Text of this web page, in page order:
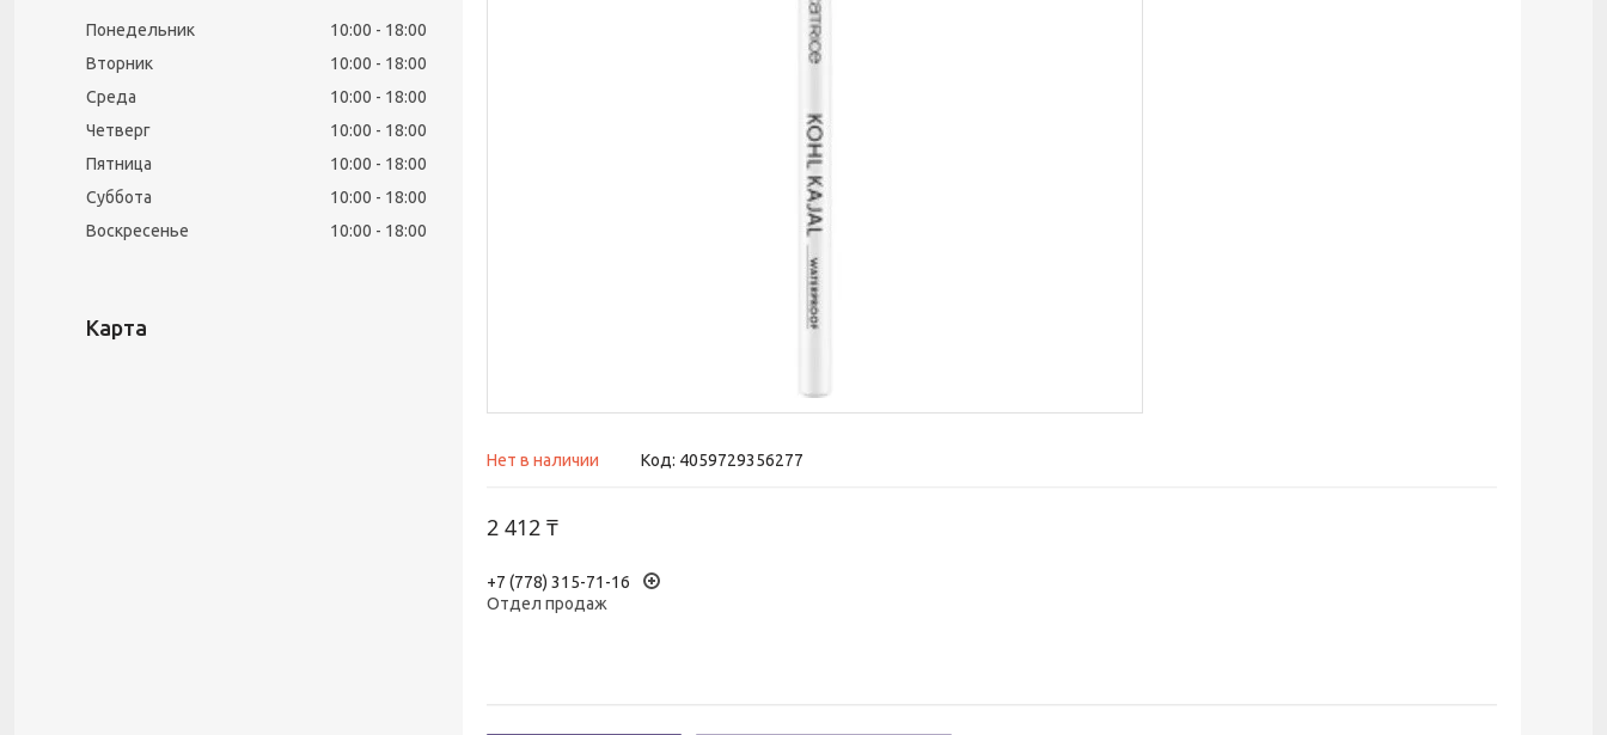
Нет в наличии Код: 4059729356277
2 412 ₸
+7 (778) 315-71-16
Отдел продаж
Понедельник 10:00
18:00
Вторник
10:00
18:00
Среда
10:00
18:00
Четверг
10:00
18:00
Пятница
10:00
18:00
Суббота
10:00
18:00
Воскресенье
10:00 18:00
Карта